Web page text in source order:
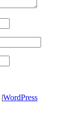
|WordPress